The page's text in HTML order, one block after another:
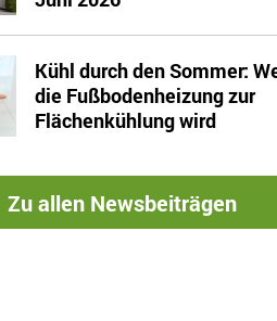
Kühl durch den Sommer:
die Fußbodenheizung zur
Flächenkühlung wird
Zu allen Newsbeiträgen